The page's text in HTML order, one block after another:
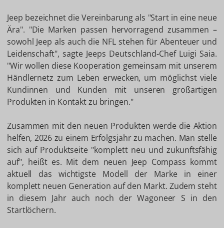
Jeep bezeichnet die Vereinbarung als "Start in eine neue
Ära". "Die Marken passen hervorragend zusammen –
sowohl Jeep als auch die NFL stehen für Abenteuer und
Leidenschaft", sagte Jeeps Deutschland-Chef Luigi Saia.
"Wir wollen diese Kooperation gemeinsam mit unserem
Händlernetz zum Leben erwecken, um möglichst viele
Kundinnen und Kunden mit unseren großartigen
Produkten in Kontakt zu bringen."
Zusammen mit den neuen Produkten werde die Aktion
helfen, 2026 zu einem Erfolgsjahr zu machen. Man stelle
sich auf Produktseite "komplett neu und zukunftsfähig
auf", heißt es. Mit dem neuen Jeep Compass kommt
aktuell das wichtigste Modell der Marke in einer
komplett neuen Generation auf den Markt. Zudem steht
in diesem Jahr auch noch der Wagoneer S in den
Startlöchern.